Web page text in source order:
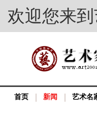
欢迎您来
首页 新闻 艺术名